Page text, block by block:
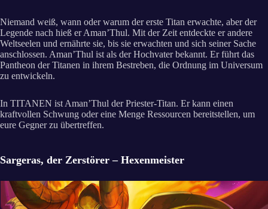
Niemand weiß, wann oder warum der erste Titan erwachte, aber der
Legende nach hieß er Aman’Thul. Mit der Zeit entdeckte er andere
Weltseelen und ernährte sie, bis sie erwachten und sich seiner Sache
anschlossen. Aman’Thul ist als der Hochvater bekannt. Er führt das
Pantheon der Titanen in ihrem Bestreben, die Ordnung im Universum
zu entwickeln.
In TITANEN ist Aman’Thul der Priester-Titan. Er kann einen
kraftvollen Schwung oder eine Menge Ressourcen bereitstellen, um
eure Gegner zu übertreffen.
Sargeras, der Zerstörer – Hexenmeister